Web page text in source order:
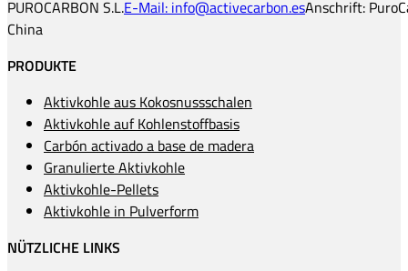
PUROCARBON S.L.E-Mail: info@activecarbon.esAnschrift:
China
PRODUKTE
Aktivkohle aus Kokosnussschalen
Aktivkohle auf Kohlenstoffbasis
Carbón activado a base de madera
Granulierte Aktivkohle
Aktivkohle-Pellets
Aktivkohle in Pulverform
NÜTZLICHE LINKS